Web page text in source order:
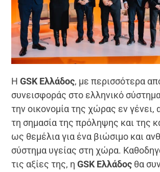
HGSK Ελλάδος, με περισσότερα
συνεισφοράς στο ελληνικό
την οικονομία της χώρας εν γένει,
τη σημασία της πρόληψης και της
ως θεμέλια για ένα βιώσιμο και
σύστημα υγείας στη χώρα.
τις αξίες της, ηGSK Ελλάδος θα